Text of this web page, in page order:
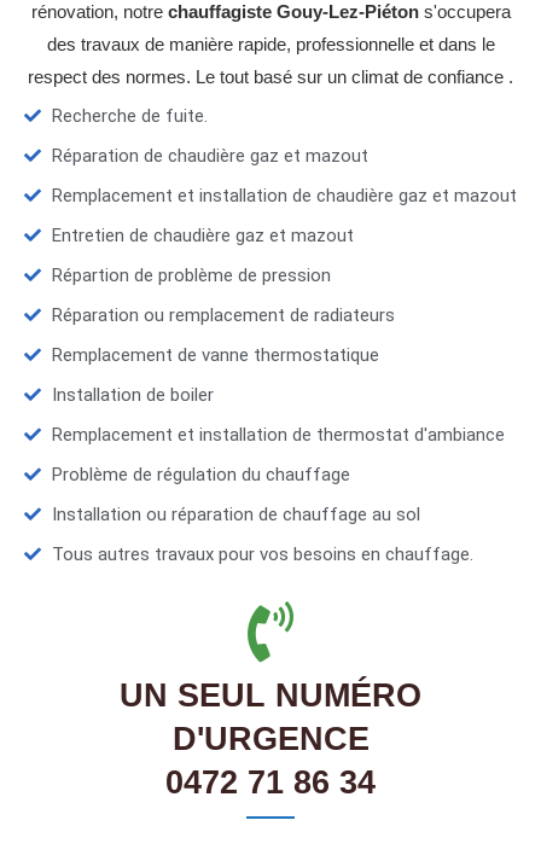
rénovation, notre chauffagiste Gouy-Lez-Piétons'occupera
des travaux de manière rapide, professionnelle et dans le
respect des normes. Le tout basé sur un climat de confiance .
Recherche de fuite.
Réparation de chaudière gaz et mazout
Remplacement et installation de chaudière gaz et mazout
Entretien de chaudière gaz et mazout
Répartion de problème de pression
Réparation ou remplacement de radiateurs
Remplacement de vanne thermostatique
Installation de boiler
Remplacement et installation de thermostat d'ambiance
Problème de régulation du chauffage
Installation ou réparation de chauffage au sol
Tous autres travaux pour vos besoins en chauffage.
UN SEUL NUMÉRO
D'URGENCE
0472 71 86 34